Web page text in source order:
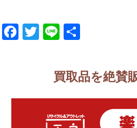
Facebook
Twitter
Line
買取品を絶賛